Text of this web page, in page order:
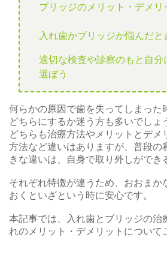
ブリッジのメリット・デメリ
入れ歯かブリッジか悩んだと
適切な検査や診察のもと自分
選ぼう
何らかの原因で歯を失ってしまった
どちらにするか迷う方も多いでしょ
どちらも治療方法やメリットとデメ
方法など違いはありますが、普段の
きな違いは、自身で取り外しができ
それぞれ特徴が違うため、おおまか
おくといざという時に安心です。
本記事では、入れ歯とブリッジの治
れのメリット・デメリットについて